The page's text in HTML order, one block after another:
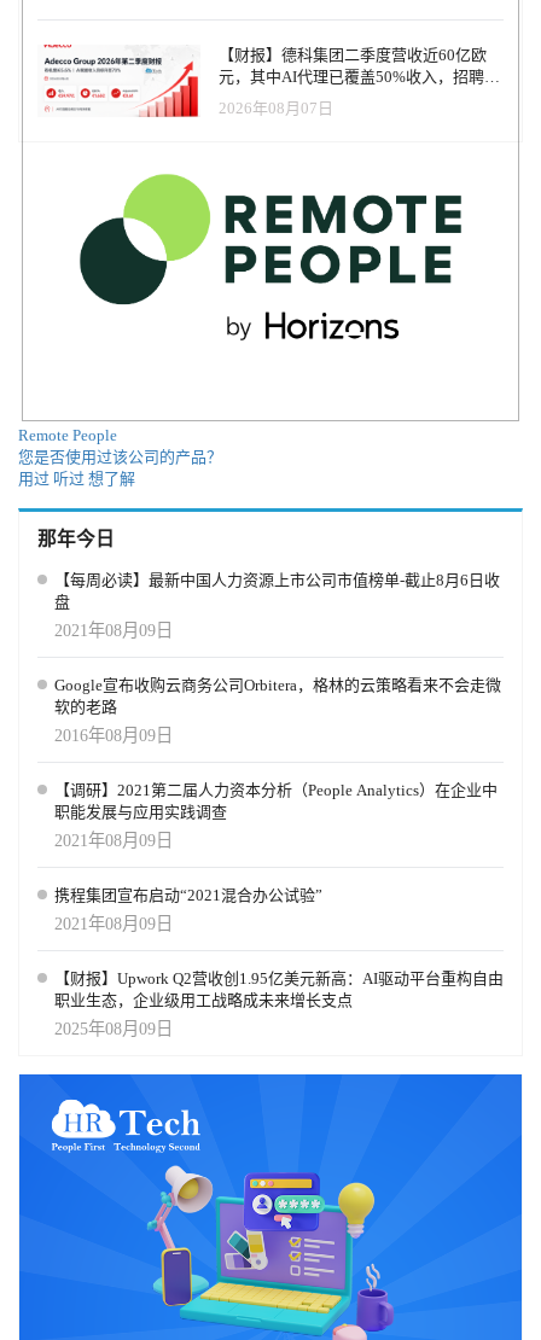
【财报】德科集团二季度营收近60亿欧
元，其中AI代理已覆盖50%收入，招聘服
务进入运营重构阶段
2026年08月07日
Remote People
您是否使用过该公司的产品？
用过 听过 想了解
那年今日
【每周必读】最新中国人力资源上市公司市值榜单-截止8月6日收
盘
2021年08月09日
Google宣布收购云商务公司Orbitera，格林的云策略看来不会走微
软的老路
2016年08月09日
【调研】2021第二届人力资本分析（People Analytics）在企业中
职能发展与应用实践调查
2021年08月09日
携程集团宣布启动“2021混合办公试验”
2021年08月09日
【财报】Upwork Q2营收创1.95亿美元新高：AI驱动平台重构自由
职业生态，企业级用工战略成未来增长支点
2025年08月09日